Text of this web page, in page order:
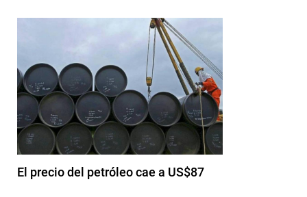
El precio del petróleo cae a US$87